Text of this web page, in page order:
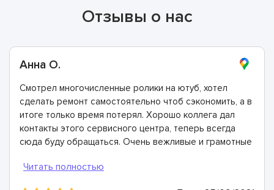
Отзывы о нас
Анна О.
Смотрел многочисленные ролики на ютуб, хотел
сделать ремонт самостоятельно чтоб сэкономить, а в
итоге только время потерял. Хорошо коллега дал
контакты этого сервисного центра, теперь всегда
сюда буду обращаться. Очень вежливые и грамотные
гарантию.